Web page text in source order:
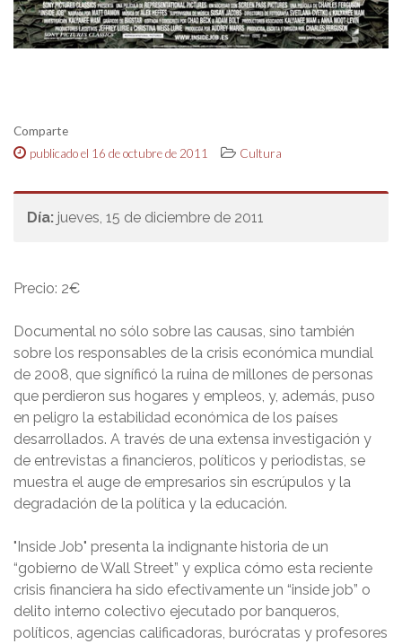
Comparte
publicado el 16 de octubre de 2011
Cultura
Día: jueves, 15 de diciembre de 2011
Precio: 2€
Documental no sólo sobre las causas, sino también
sobre los responsables de la crisis económica mundial
de 2008, que signíficó la ruina de millones de personas
que perdieron sus hogares y empleos, y, además, puso
en peligro la estabilidad económica de los países
desarrollados. A través de una extensa investigación y
de entrevistas a financieros, políticos y periodistas, se
muestra el auge de empresarios sin escrúpulos y la
degradación de la política y la educación.
"Inside Job" presenta la indignante historia de un
“gobierno de Wall Street” y explica cómo esta reciente
crisis financiera ha sido efectivamente un “inside job” o
delito interno colectivo ejecutado por banqueros,
políticos, agencias calificadoras, burócratas y profesores